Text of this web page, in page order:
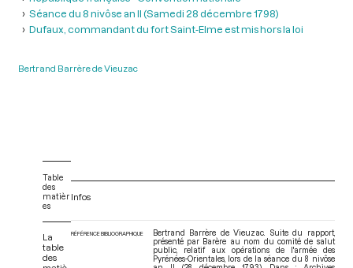
Séance du 8 nivôse an II (Samedi 28 décembre 1798)
Dufaux, commandant du fort Saint-Elme est mis hors la loi
Bertrand Barrère de Vieuzac
Table
des
matièr
es
La
table
des
Infos
RÉFÉRENCE BIBLIOGRAPHIQUE
Bertrand Barrère de Vieuzac. Suite du rapport,
présenté par Barère au nom du comité de salut
public, relatif aux opérations de l'armée des
Pyrénées-Orientales, lors de la séance du 8 nivôse